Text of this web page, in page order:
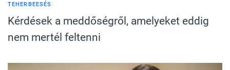
TEHERBEESÉS
Kérdések a meddőségről, amelyeket eddig
nem mertél feltenni